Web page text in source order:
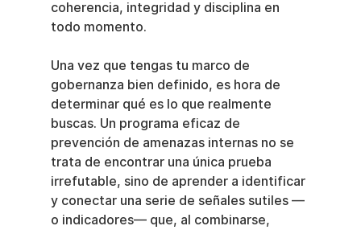
coherencia, integridad y disciplina en
todo momento.
Una vez que tengas tu marco de
gobernanza bien definido, es hora de
determinar qué es lo que realmente
buscas. Un programa eficaz de
prevención de amenazas internas no se
trata de encontrar una única prueba
irrefutable, sino de aprender a identificar
y conectar una serie de señales sutiles —
o indicadores— que, al combinarse,